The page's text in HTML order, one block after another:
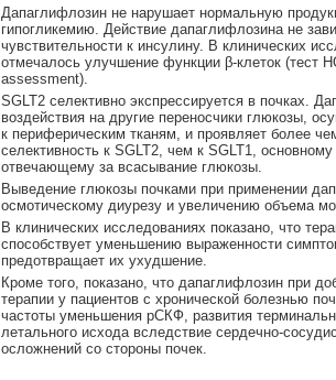
Дапаглифлозин не нарушает нормальную
гипогликемию. Действие дапаглифлозина не
чувствительности к инсулину. В клинических
отмечалось улучшение функции β-клеток (тест
assessment).
SGLT2 селективно экспрессируется в почках.
воздействия на другие переносчики глюкозы,
к периферическим тканям, и проявляет более
селективность к SGLT2, чем к SGLT1,
отвечающему за всасывание глюкозы.
Выведение глюкозы почками при применении
осмотическому диурезу и увеличению объема
В клинических исследованиях показано, что
способствует уменьшению выраженности
предотвращает их ухудшение.
Кроме того, показано, что дапаглифлозин при
терапии у пациентов с хронической болезнью
частоты уменьшения рСКФ, развития
летального исхода вследствие сердечно-
осложнений со стороны почек.